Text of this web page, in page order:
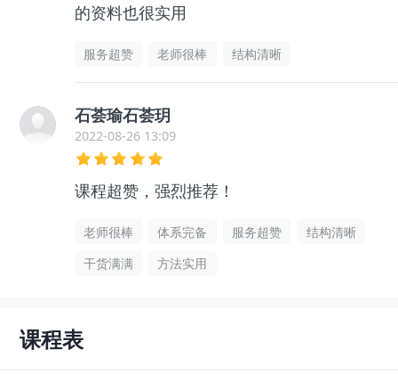
的资料也很实用
服务超赞 老师很棒 结构清晰
石荟瑜石荟玥
2022-08-26 13:09
课程超赞，强烈推荐！
老师很棒 体系完备 服务超赞
结构清晰
干货满满
方法实用
课程表